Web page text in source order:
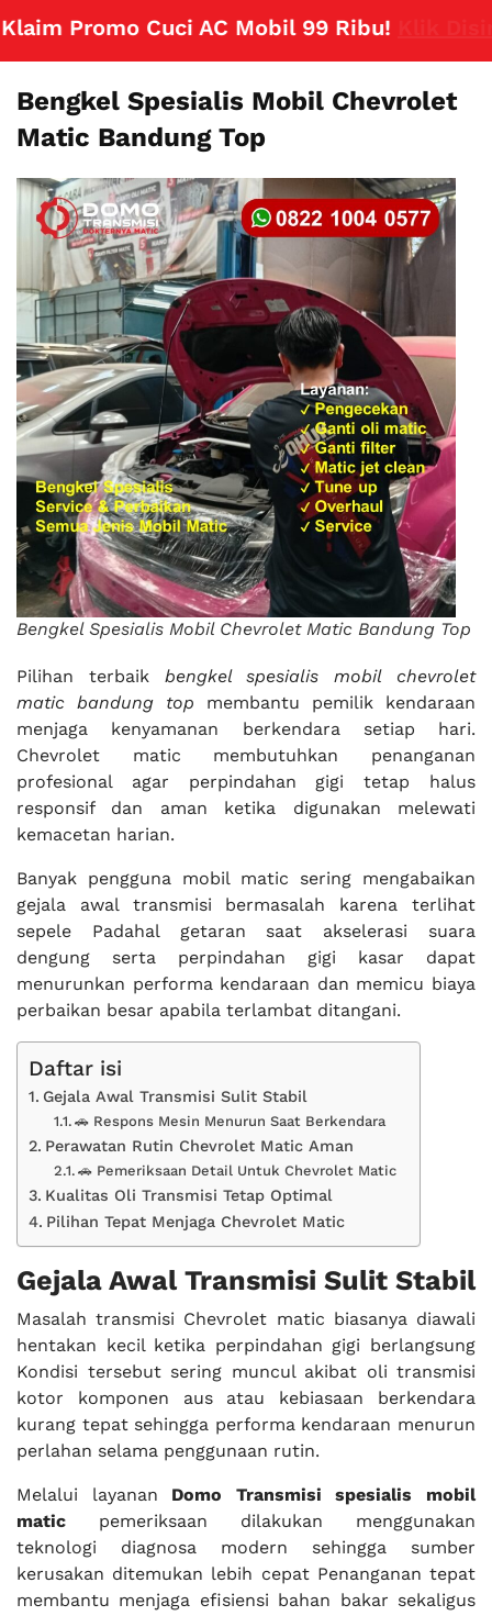
Promo Cuci AC Mobil 99 Ribu!Klik Disini
Bengkel Spesialis Mobil Chevrolet
Matic Bandung Top
Bengkel Spesialis Mobil Chevrolet Matic Bandung Top
Pilihan terbaik bengkel spesialis mobil chevrolet
matic bandung top membantu pemilik kendaraan
menjaga kenyamanan berkendara setiap hari.
Chevrolet matic membutuhkan penanganan
profesional agar perpindahan gigi tetap halus
responsif dan aman ketika digunakan melewati
kemacetan harian.
Banyak pengguna mobil matic sering mengabaikan
gejala awal transmisi bermasalah karena terlihat
sepele Padahal getaran saat akselerasi suara
dengung serta perpindahan gigi kasar dapat
menurunkan performa kendaraan dan memicu biaya
perbaikan besar apabila terlambat ditangani.
Daftar isi
Gejala Awal Transmisi Sulit Stabil
🚗 Respons Mesin Menurun Saat Berkendara
Perawatan Rutin Chevrolet Matic Aman
🚗 Pemeriksaan Detail Untuk Chevrolet Matic
Kualitas Oli Transmisi Tetap Optimal
Pilihan Tepat Menjaga Chevrolet Matic
Gejala Awal Transmisi Sulit Stabil
Masalah transmisi Chevrolet matic biasanya diawali
hentakan kecil ketika perpindahan gigi berlangsung
Kondisi tersebut sering muncul akibat oli transmisi
kotor komponen aus atau kebiasaan berkendara
kurang tepat sehingga performa kendaraan menurun
perlahan selama penggunaan rutin.
Melalui layanan Domo Transmisi spesialis mobil
matic pemeriksaan dilakukan menggunakan
teknologi diagnosa modern sehingga sumber
kerusakan ditemukan lebih cepat Penanganan tepat
membantu menjaga efisiensi bahan bakar sekaligus